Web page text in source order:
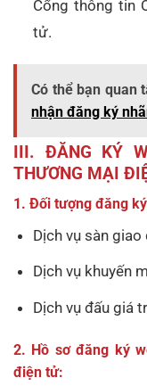
Cổng thông tin
tử.
Có thể bạn quan
nhận đăng ký
III. ĐĂNG KÝ
THƯƠNG MẠI
1. Đối tượng đăng
Dịch vụ sàn
Dịch vụ khuyến
Dịch vụ đấu giá
2. Hồ sơ đăng ký
điện tử: